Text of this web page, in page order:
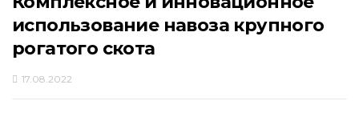
использование навоза крупного
рогатого скота
17.08.2022